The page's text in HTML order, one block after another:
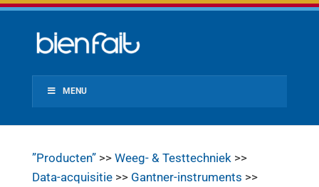
MENU
”Producten”>> Weeg- & Testtechniek>>
Data-acquisitie>> Gantner-instruments >>